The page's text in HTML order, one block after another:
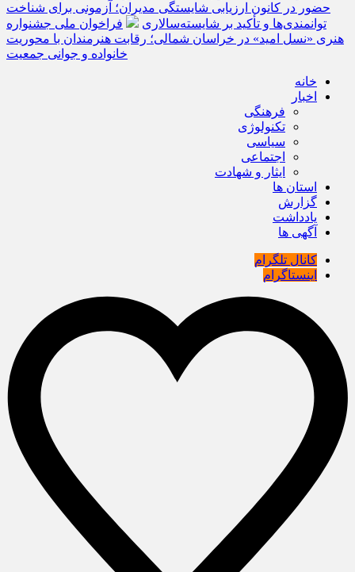
حضور در کانون ارزیابی شایستگی مدیران؛ آزمونی برای شناخت
توانمندی‌ها و تأکید بر شایسته‌سالاری
فراخوان ملی جشنواره
هنری «نسل امید» در خراسان شمالی؛ رقابت هنرمندان با محوریت
خانواده و جوانی جمعیت
خانه
اخبار
فرهنگی
تکنولوژی
سیاسی
اجتماعی
ایثار و شهادت
استان ها
گزارش
یادداشت
آگهی ها
کانال تلگرام
اینستاگرام